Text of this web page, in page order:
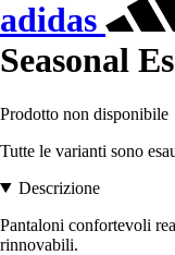
adidas
Seasonal
Prodotto non disponibile
Tutte le varianti sono
Descrizione
Pantaloni confortevoli
rinnovabili.